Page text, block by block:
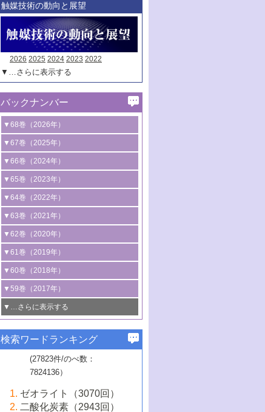
触媒技術の動向と展望
2026 2025 2024 2023 2022
▼…さらに表示する
バックナンバー
▼68巻（2026年）
1号 過酸化水素合成に関する研究動向
2号 コンピューター技術により加速する
触媒開発
3号 有機分子変換やCO 資源化のための
光触媒に関する最近の研究
B号 第137回触媒討論会（2026年）
▼67巻（2025年）
1号 CO
水素化によるグリーン燃料/グリ
ーンケミカル製造
2号 水素製造のための水分解技術に関す
る最近の研究
3号 オレフィン系樹脂の精密合成に関す
る最新技術
4号 アルコール類の効率的変換を実現す
る非貴金属触媒の研究動向
5号 ゼオライトの合成と応用における研
究動向
6号 ヘテロ接合界面
B号 第135回触媒討論会（2025年）
▼66巻（2024年）
1号 低次元ナノ構造を有する触媒材料
2号 規制反応場を活用した固体触媒研究
の新展開
3号 未踏分子変換を目指した酸化触媒プ
ロセスの最前線
4号 シンクロトロン放射光および中性子
線を利用した触媒解析技術の最先端
5号 単原子触媒
6号 参照触媒委員会からのお知らせ
B号 第133回触媒討論会（2023年）
▼65巻（2023年）
1号 炭素が関わる触媒機能
2号 プラスチックケミカルリサイクルの
ための触媒技術
3号 非酸化物系金属化合物を基盤とした
触媒材料の開発
4号 格子酸素・格子酸素欠陥を利用した
触媒反応
5号 生体触媒によるエネルギー変換反応
6号 窒素とリンの循環のための触媒・機
能性材料
▼64巻（2022年）
1号 合成ガス製造とCOを用いるケミカル
ズ合成の最新動向
2号 化学品合成のための合金触媒開発
3号 CO の排出削減および有効活用のた
めの触媒技術
4号 若手による情報発信企画～とびたて
若き触媒の研究者たち～（1）
若き触媒の研究者たち～（2）
6号 石油のノーブル・ユースを志向した
触媒技術
大学：オンライン・対面開催）
▼63巻（2021年）
1号 金触媒の新展開
2号 ペロブスカイト
3号 特殊反応場を利用した触媒的分子変
換反応
4号 多孔質材料を用いた触媒の新展開
5号 情報学的手法を用いた触媒開発
6号 カーボンニュートラルに向けた電解
技術
B号 第127回触媒討論会（2021年・オン
ライン開催(Zoom)のみ）
▼62巻（2020年）
1号 触媒設計を拓く欠陥構造のキャラク
タリゼーション
2号 機能化学品製造に資するクリーンな
触媒的酸化反応
3号 水処理のための触媒化学
4号 光触媒を用いた水分解の最新の研究
動向
5号 次世代の触媒プロセスを支えるマイ
6号 メタン転換技術の最新動向
B号 第125回触媒討論会（2020年・工学
▼61巻（2019年）
1号 物質移動制御に着目した触媒プロセ
ス開発
2号 CO2 フリー水素サプライチェーンに
関わる触媒開発動向
3号 精密高分子合成に関する最近の研究
動向
4号 バイオマス化成品製造のための触媒
5号 固体触媒による含窒素有機化合物変
換の最前線
▼60巻（2018年）
1号 固体酸触媒の最新の研究動向
2号 二酸化炭素からの有用化学品合成
3号 ナノ粒子・クラスター触媒の最前線
4号 60周年記念企画
5号 進化するゼオライト合成技術
6号 非貴金属系触媒における電気化学的
B号 第121回触媒討論会（2018年・東京
▼59巻（2017年）
1号 いたるところに，触媒
最先端技術
3号 無機分離膜材料の開発と触媒反応プ
ロセスへの適用
5号 水素のふるまいを解き明かす最先端
▼…さらに表示する
1号 ユニークな構造の高分子を生み出す触
2号 リグニンからの化成品製造に向けた触
媒技術
3号 触媒研究の最先端～とびたて若き研究
▼57巻（2015年）
1号 水素キャリアにかかわる触媒技術の新
2号 石油精製用触媒の最近の進展
3号 固体酸化物形燃料電池（SOFC）におけ
▼56巻（2014年）
2号 光触媒反応機構に関する最新の研究動
1号 高耐久性燃料電池システム用触媒にお
▼54巻（2012年）
検索ワードランキング
(27823件/のべ数：
7824136）
ゼオライト（3070回）
二酸化炭素（2943回）